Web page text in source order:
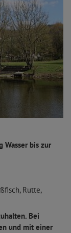
Wasser bis zur
Rutte,
Bei
und mit einer